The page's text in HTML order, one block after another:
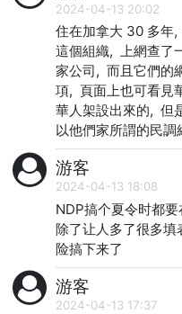
2024-04-13 20:02
住在加拿大 30 多
這個組織,  上網查了
家公司,  而且它們的
項,  頁面上也可看見
華人架設出來的,  但
以他們家所謂的民調
游客
2024-04-13 18:08
NDP搞个夏令时都
除了让人多了很多
险搞下来了
游客
2024-04-13 17:37